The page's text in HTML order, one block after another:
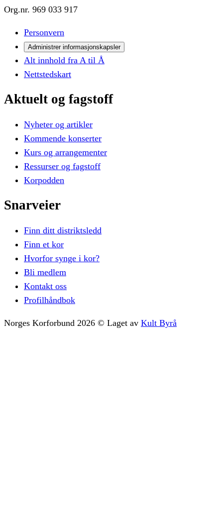
Org.nr. 969 033 917
Personvern
Administrer informasjonskapsler
Alt innhold fra A til Å
Nettstedskart
Aktuelt og fagstoff
Nyheter og artikler
Kommende konserter
Kurs og arrangementer
Ressurser og fagstoff
Korpodden
Snarveier
Finn ditt distriktsledd
Finn et kor
Hvorfor synge i kor?
Bli medlem
Kontakt oss
Profilhåndbok
Norges Korforbund 2026 © Laget av Kult Byrå